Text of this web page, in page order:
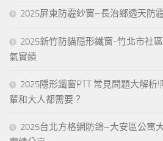
2025屏東防霾紗窗–長治鄉透天防
2025新竹防貓隱形鐵窗-竹北市社
氣實績
2025隱形鐵窗PTT 常見問題大解
輩和大人都需要？
2025台北方格網防鴿–大安區公寓